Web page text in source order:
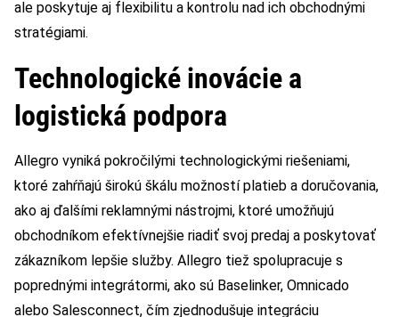
ale poskytuje aj flexibilitu a kontrolu nad ich obchodnými
stratégiami.
Technologické inovácie a
logistická podpora
Allegro vyniká pokročilými technologickými riešeniami,
ktoré zahŕňajú širokú škálu možností platieb a doručovania,
ako aj ďalšími reklamnými nástrojmi, ktoré umožňujú
obchodníkom efektívnejšie riadiť svoj predaj a poskytovať
zákazníkom lepšie služby. Allegro tiež spolupracuje s
poprednými integrátormi, ako sú Baselinker, Omnicado
alebo Salesconnect, čím zjednodušuje integráciu